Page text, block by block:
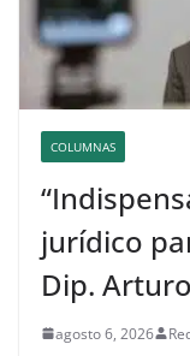
COLUMNAS
jurídico
Dip.
agosto 6, 2026